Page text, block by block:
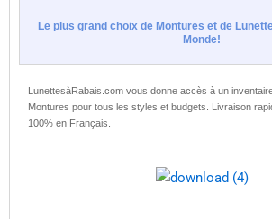
Le plus grand choix de Montures et de
Monde!
LunettesàRabais.com vous donne accès à un
Montures pour tous les styles et budgets. Livraison
100% en Français.